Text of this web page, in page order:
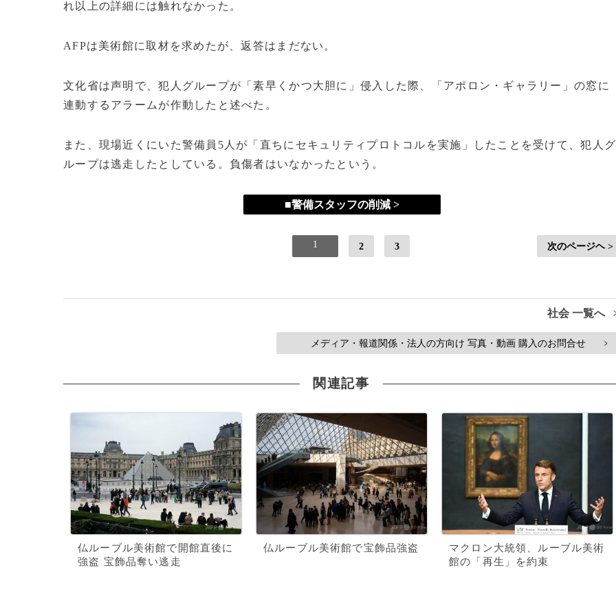
れ以上の詳細には触れなかった。
AFPは美術館に取材を求めたが、返答はまだない。
文化省は声明で、犯人グループが「素早くかつ大胆に」侵入した際、「アポロン・ギャラリー」の窓に
連動するアラームが作動したと述べた。
また、現場近くにいた警備員5人が「直ちにセキュリティプロトコルを実施」したことを受けて、犯人グ
ループは逃走したとしている。負傷者はいなかったという。
■警備スタッフの削減 >
1 2 3 次のページヘ >
社会 一覧へ
メディア・報道関係・法人の方向け 写真・動画 購入のお問合せ >
関連記事
仏ルーブル美術館で開館直後に
強盗 宝飾品奪い逃走
仏ルーブル美術館で宝飾品強盗
マクロン大統領、ルーブル美術
館の「再生」を約束